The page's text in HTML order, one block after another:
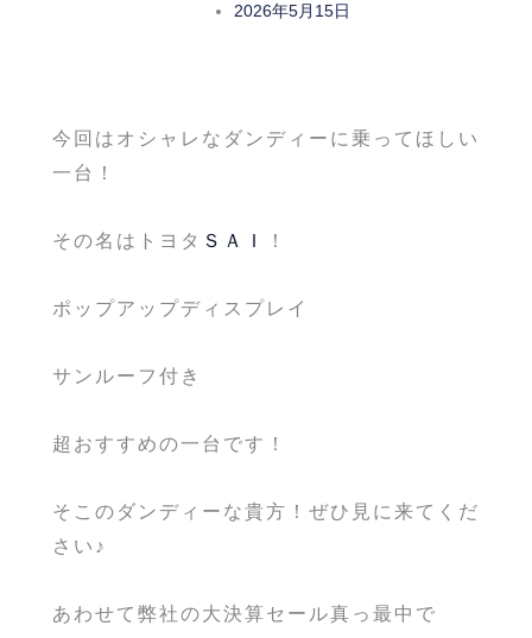
2026年5月15日
今回はオシャレなダンディーに乗ってほしい
一台！
その名はトヨタ ＳＡＩ ！
ポップアップディスプレイ
サンルーフ付き
超おすすめの一台です！
そこのダンディーな貴方！ぜひ見に来てくだ
さい♪
あわせて弊社の大決算セール真っ最中で